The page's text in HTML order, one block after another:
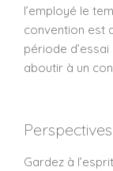
l’employé le
convention est
période
aboutir à un
Gardez à